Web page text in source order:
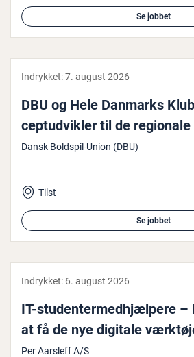
Se jobbet
Indrykket:7. august 2026
DBU og Hele Danmarks
cep­t­ud­vik­ler til de
Dansk Boldspil-Union (DBU)
Tilst
Se jobbet
Indrykket: 6. august 2026
IT-stu­den­ter­med­hjæl­pe­re –
at få de nye digitale
Per Aarsleff A/S